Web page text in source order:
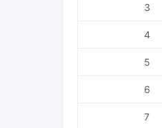
3
4
5
6
7